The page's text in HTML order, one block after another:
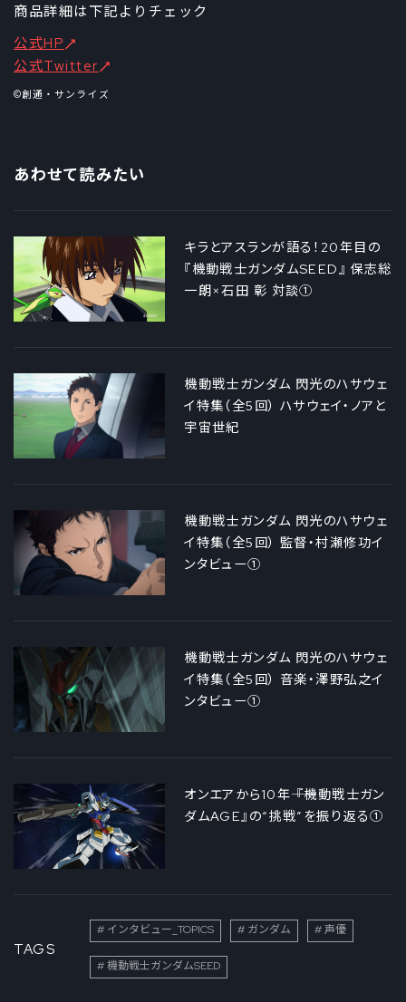
商品詳細は下記よりチェック
公式HP
公式Twitter
©創通・サンライズ
あわせて読みたい
キラとアスランが語る！20年目の
『機動戦士ガンダムSEED』 保志総
一朗×石田 彰 対談①
機動戦士ガンダム 閃光のハサウェ
イ特集（全5回） ハサウェイ・ノアと
宇宙世紀
機動戦士ガンダム 閃光のハサウェ
イ特集（全5回） 監督・村瀬修功イ
ンタビュー①
機動戦士ガンダム 閃光のハサウェ
イ特集（全5回） 音楽・澤野弘之イ
ンタビュー①
オンエアから10年―― 『機動戦士ガン
ダムAGE』の“挑戦”を振り返る①
TAGS
インタビュー_TOPICS ガンダム 声優
機動戦士ガンダムSEED